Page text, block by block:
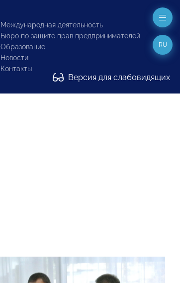
Международная деятельность
Бюро по защите прав предпринимателей
Образование
Новости
Контакты
Версия для слабовидящих
RU